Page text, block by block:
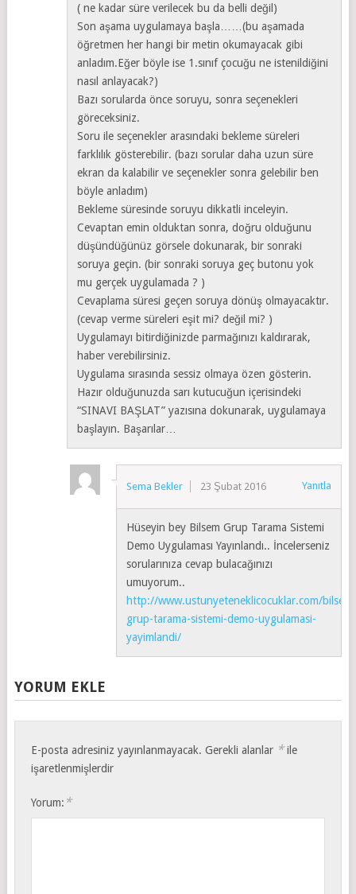
( ne kadar süre verilecek bu da belli değil)
Son aşama uygulamaya başla……(bu aşamada
öğretmen her hangi bir metin okumayacak gibi
anladım.Eğer böyle ise 1.sınıf çocuğu ne istenildiğini
nasıl anlayacak?)
Bazı sorularda önce soruyu, sonra seçenekleri
göreceksiniz.
Soru ile seçenekler arasındaki bekleme süreleri
farklılık gösterebilir. (bazı sorular daha uzun süre
ekran da kalabilir ve seçenekler sonra gelebilir ben
böyle anladım)
Bekleme süresinde soruyu dikkatli inceleyin.
Cevaptan emin olduktan sonra, doğru olduğunu
düşündüğünüz görsele dokunarak, bir sonraki
soruya geçin. (bir sonraki soruya geç butonu yok
mu gerçek uygulamada ? )
Cevaplama süresi geçen soruya dönüş olmayacaktır.
(cevap verme süreleri eşit mi? değil mi? )
Uygulamayı bitirdiğinizde parmağınızı kaldırarak,
haber verebilirsiniz.
Uygulama sırasında sessiz olmaya özen gösterin.
Hazır olduğunuzda sarı kutucuğun içerisindeki
“SINAVI BAŞLAT” yazısına dokunarak, uygulamaya
başlayın. Başarılar…
Sema Bekler 23 Şubat 2016 Yanıtla
Hüseyin bey Bilsem Grup Tarama Sistemi
Demo Uygulaması Yayınlandı.. İncelerseniz
sorularınıza cevap bulacağınızı
umuyorum..
http://www.ustunyeteneklicocuklar.com/
grup-tarama-sistemi-demo-uygulamasi-
yayimlandi/
YORUM EKLE
E-posta adresiniz yayınlanmayacak. Gerekli alanlar *ile
işaretlenmişlerdir
Yorum: *